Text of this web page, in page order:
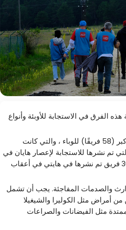
هذه الفرق في الاستجابة للأوبئة وأنواع
كانت الاستجابة للإيبولا هي الأكبر (58 فريقًا) للوباء ، والتي كانت
مقارنة بالفرق الـ 151 التي تم نشرها للاستجابة لإعصار هايان في
نوفمبر 2013 وما يقرب من 300 فريق تم نشرها في هايتي في أعقاب
والصدمات المفاجئة. يجب أن تشمل
أمراض مثل الكوليرا والشيغيلا
مثل الفيضانات والصراعات